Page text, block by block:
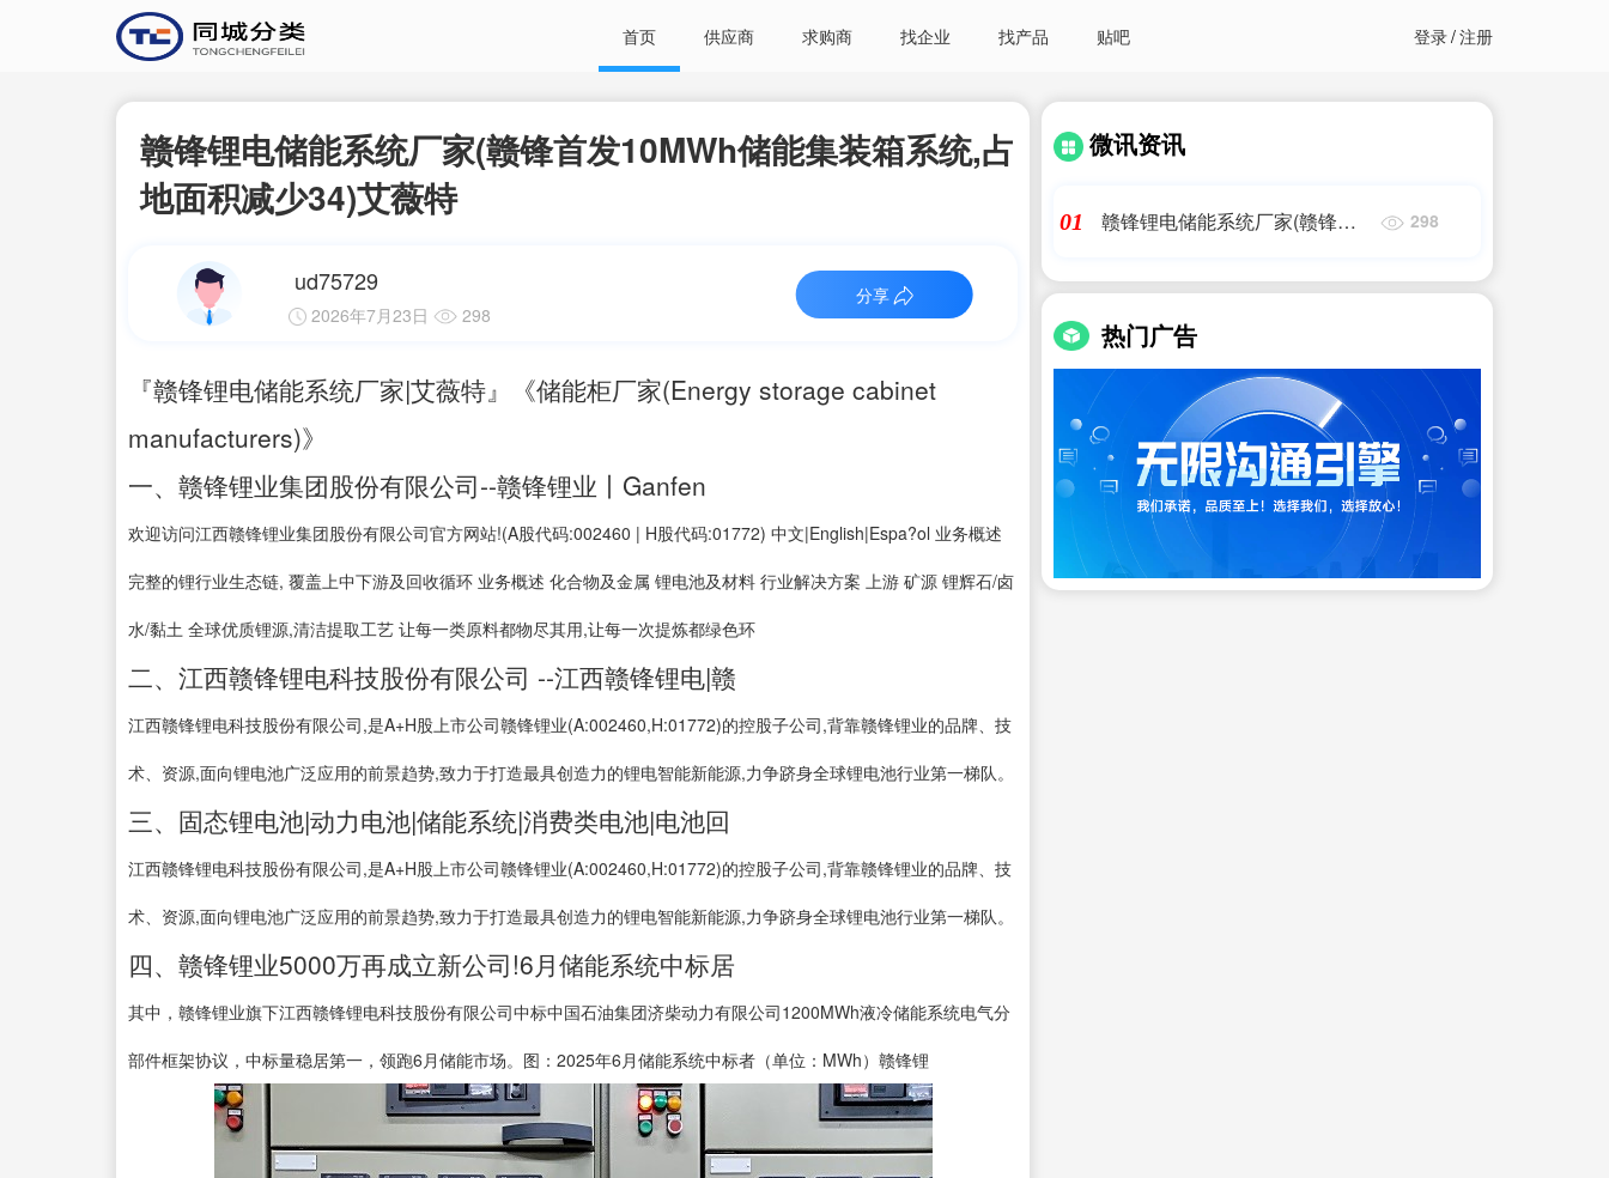
首页 供应商 求购商 找企业 找产品 贴吧 登录/注册
赣锋锂电储能系统厂家(赣锋首发10MWh储能集装箱系统,占
地面积减少34)艾薇特
ud75729
2026年7月23日 298
分享
『赣锋锂电储能系统厂家|艾薇特』《储能柜厂家(Energy storage cabinet
manufacturers)》
一、赣锋锂业集团股份有限公司--赣锋锂业丨Ganfen
欢迎访问江西赣锋锂业集团股份有限公司官方网站!(A股代码:002460 | H股代码:01772) 中文|English|Espa?ol 业务概述
完整的锂行业生态链, 覆盖上中下游及回收循环 业务概述 化合物及金属 锂电池及材料 行业解决方案 上游 矿源 锂辉石/卤
水/黏土 全球优质锂源,清洁提取工艺 让每一类原料都物尽其用,让每一次提炼都绿色环
二、江西赣锋锂电科技股份有限公司 --江西赣锋锂电|赣
江西赣锋锂电科技股份有限公司,是A+H股上市公司赣锋锂业(A:002460,H:01772)的控股子公司,背靠赣锋锂业的品牌、技
术、资源,面向锂电池广泛应用的前景趋势,致力于打造最具创造力的锂电智能新能源,力争跻身全球锂电池行业第一梯队。
三、固态锂电池|动力电池|储能系统|消费类电池|电池回
江西赣锋锂电科技股份有限公司,是A+H股上市公司赣锋锂业(A:002460,H:01772)的控股子公司,背靠赣锋锂业的品牌、技
术、资源,面向锂电池广泛应用的前景趋势,致力于打造最具创造力的锂电智能新能源,力争跻身全球锂电池行业第一梯队。
四、赣锋锂业5000万再成立新公司!6月储能系统中标居
其中，赣锋锂业旗下江西赣锋锂电科技股份有限公司中标中国石油集团济柴动力有限公司1200MWh液冷储能系统电气分
部件框架协议，中标量稳居第一，领跑6月储能市场。图：2025年6月储能系统中标者（单位：MWh）赣锋锂
微讯资讯
01
赣锋锂电储能系统厂家(赣锋首
面积减少34)艾薇特
298
热门广告